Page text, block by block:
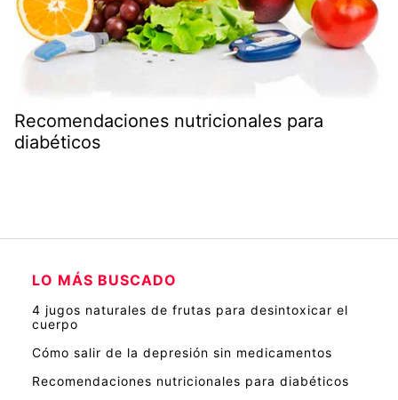
Recomendaciones nutricionales para
diabéticos
LO MÁS BUSCADO
4 jugos naturales de frutas para desintoxicar el
cuerpo
Cómo salir de la depresión sin medicamentos
Recomendaciones nutricionales para diabéticos